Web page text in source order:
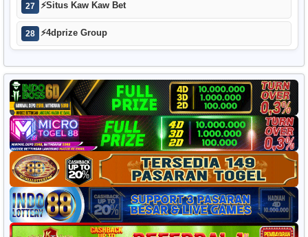
27 ⚡Situs Kaw Kaw Bet
28 ⚡4dprize Group